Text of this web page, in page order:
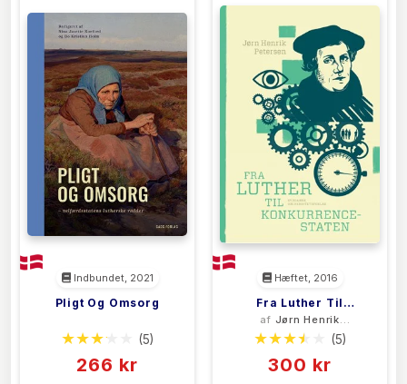
Indbundet, 2021
Pligt Og Omsorg
(5)
266 kr
Hæftet, 2016
Fra Luther Til
Konkurrencestaten
af Jørn Henrik
Petersen
(5)
300 kr